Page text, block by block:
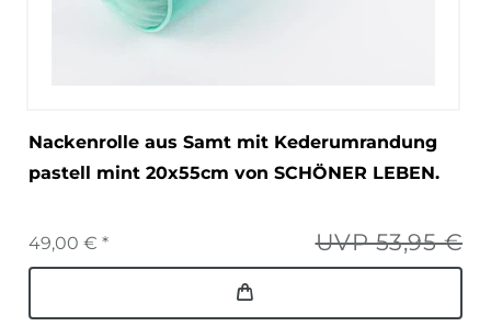
Nackenrolle aus Samt mit Kederumrandung
pastell mint 20x55cm von SCHÖNER LEBEN.
UVP 53,95 €
49,00 € *